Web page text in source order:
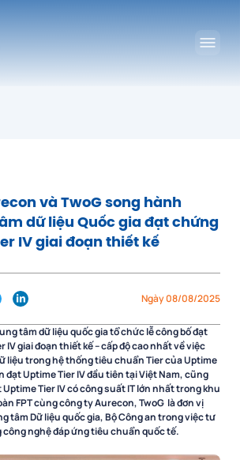
và TwoG song hành
dữ liệu Quốc gia đạt chứng
IV giai đoạn thiết kế
Ngày 08/08/2025
tâm dữ liệu quốc gia tổ chức lễ công bố đạt
IV giai đoạn thiết kế – cấp độ cao nhất về việc
liệu trong hệ thống tiêu chuẩn Tier của Uptime
đạt Uptime Tier IV đầu tiên tại Việt Nam, cũng
Tier IV có công suất IT lớn nhất trong khu
FPT cùng công ty Aurecon, TwoG là đơn vị
tâm Dữ liệu quốc gia, Bộ Công an trong việc tư
nghệ đáp ứng tiêu chuẩn quốc tế.